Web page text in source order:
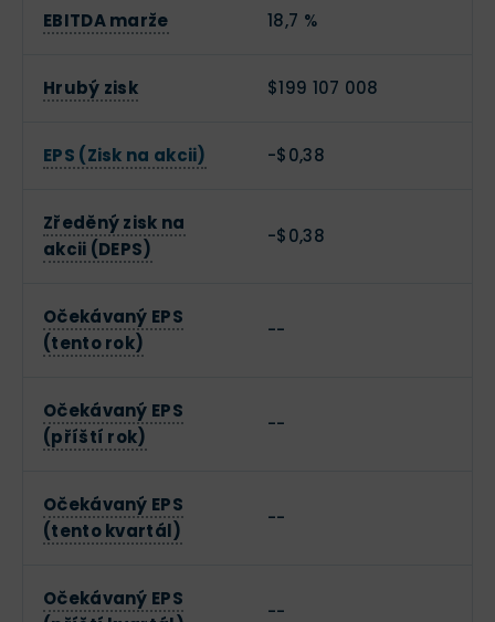
EBITDA marže 18,7 %
Hrubý zisk $199 107 008
EPS (Zisk na akcii) -$0,38
Zředěný zisk na
akcii (DEPS)
-$0,38
Očekávaný EPS
(tento rok)
--
Očekávaný EPS
(příští rok)
--
Očekávaný EPS
(tento kvartál)
--
Očekávaný EPS
--